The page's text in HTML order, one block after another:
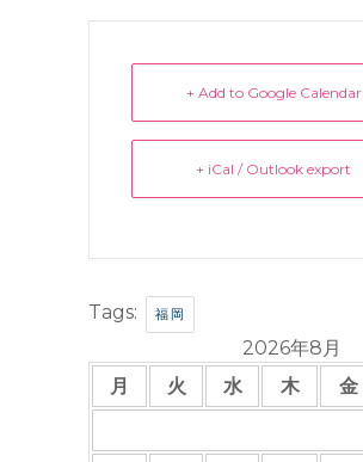
+ Add to Google Calendar
+ iCal / Outlook export
Tags: 福岡
2026年8月
月
火 水 木 金